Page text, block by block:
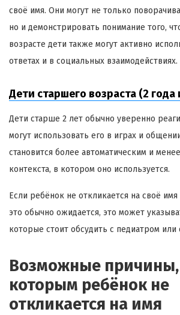
своё имя. Они могут не только
но и демонстрировать понимание того,
возрасте дети также могут активно
ответах и в социальных взаимодействиях.
Дети старшего возраста (2 года
Дети старше 2 лет обычно уверенно
могут использовать его в играх и
становится более автоматическим и
контекста, в котором оно используется.
Если ребёнок не откликается на своё имя
это обычно ожидается, это может
которые стоит обсудить с педиатром или
Возможные
которым ребёнок не
откликается на имя